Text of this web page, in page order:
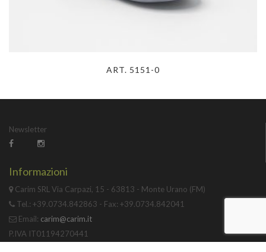
ART. 5151-0
Newsletter
Informazioni
Carim SRL Via Carpazi, 15 - 63813 - Monte Urano (FM)
Tel.: +39.0734.842863 - Fax: +39.0734.842041
Email: carim@carim.it
P.IVA IT01194270441